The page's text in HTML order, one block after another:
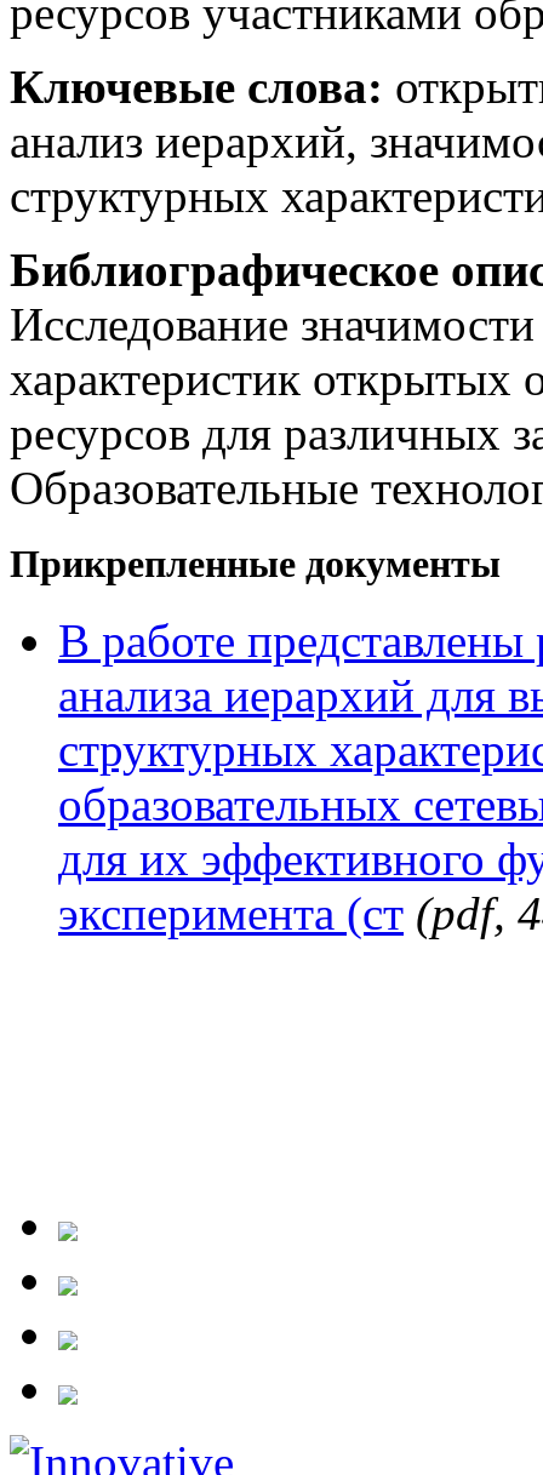
ресурсов участниками
Ключевые слова:
анализ иерархий,
структурных
Библиографическое
Исследование
характеристик открытых
ресурсов для различных
Образовательные
Прикрепленные документы
В работе
анализа иерархий для
структурных
образовательных
для их эффективного
эксперимента (ст (pdf,